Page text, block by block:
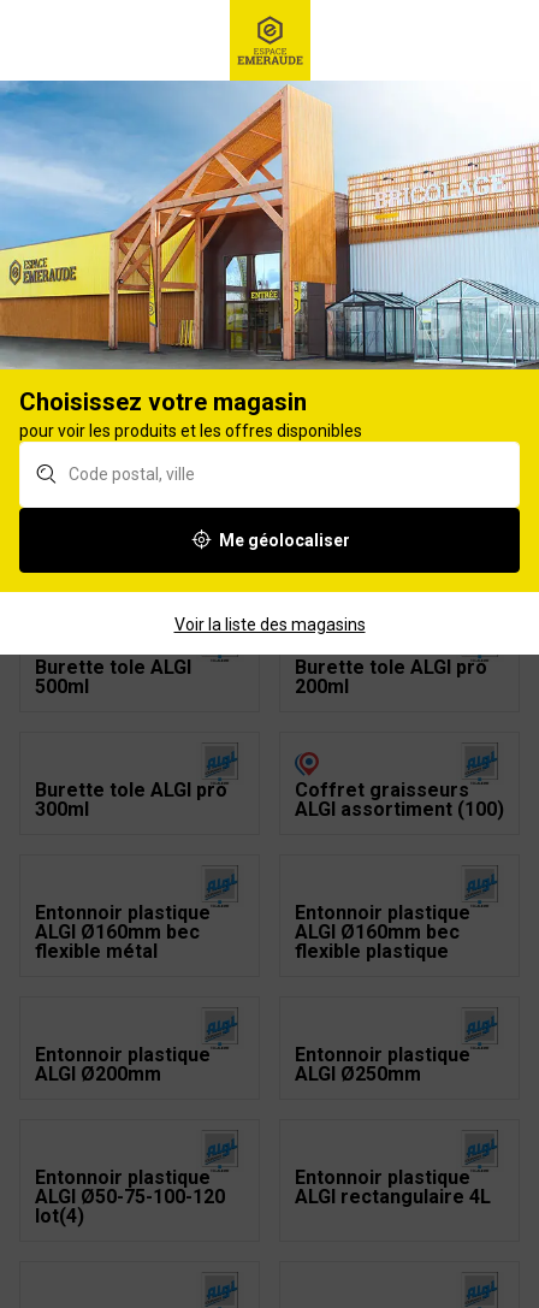
Ex : Robot tondeuse, ...
Accessoires graissage
GRAISSEURS ET ACCESSOIRES
produits Affiner
Bec glexible ALGI pour
jerrican tole
Broc plastique ALGI
gradué multi usage 2L
Broc plastique ALGI
Burette tole ALGI
Burette tole ALGI
500ml
Burette tole ALGI pro
200ml
Burette tole ALGI pro
300ml
Coffret graisseurs
ALGI assortiment (100)
Entonnoir plastique
ALGI Ø160mm bec
flexible métal
Entonnoir plastique
ALGI Ø160mm bec
flexible plastique
Entonnoir plastique
ALGI Ø200mm
Entonnoir plastique
ALGI Ø250mm
Entonnoir plastique
ALGI Ø50-75-100-120
lot(4)
Entonnoir plastique
ALGI rectangulaire 4L
Choisissez votre magasin
pour voir les produits et les offres disponibles
Me géolocaliser
Voir la liste des magasins